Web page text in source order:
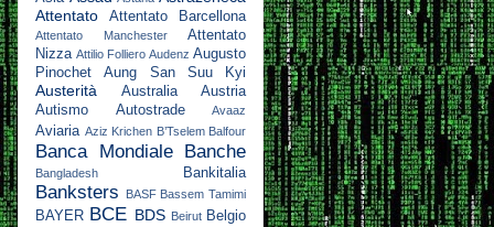
Attentato
Attentato Barcellona
Attentato Manchester
Attentato
Nizza Attilio Folliero Audenz Augusto
Pinochet
Aung San Suu Kyi
Austerità Australia
Austria
Autismo
Autostrade Avaaz
Aviaria Aziz Krichen B’Tselem Balfour
Banca Mondiale Banche
Bangladesh Bankitalia
Banksters BASF Bassem Tamimi
BAYER BCE BDS Beirut Belgio